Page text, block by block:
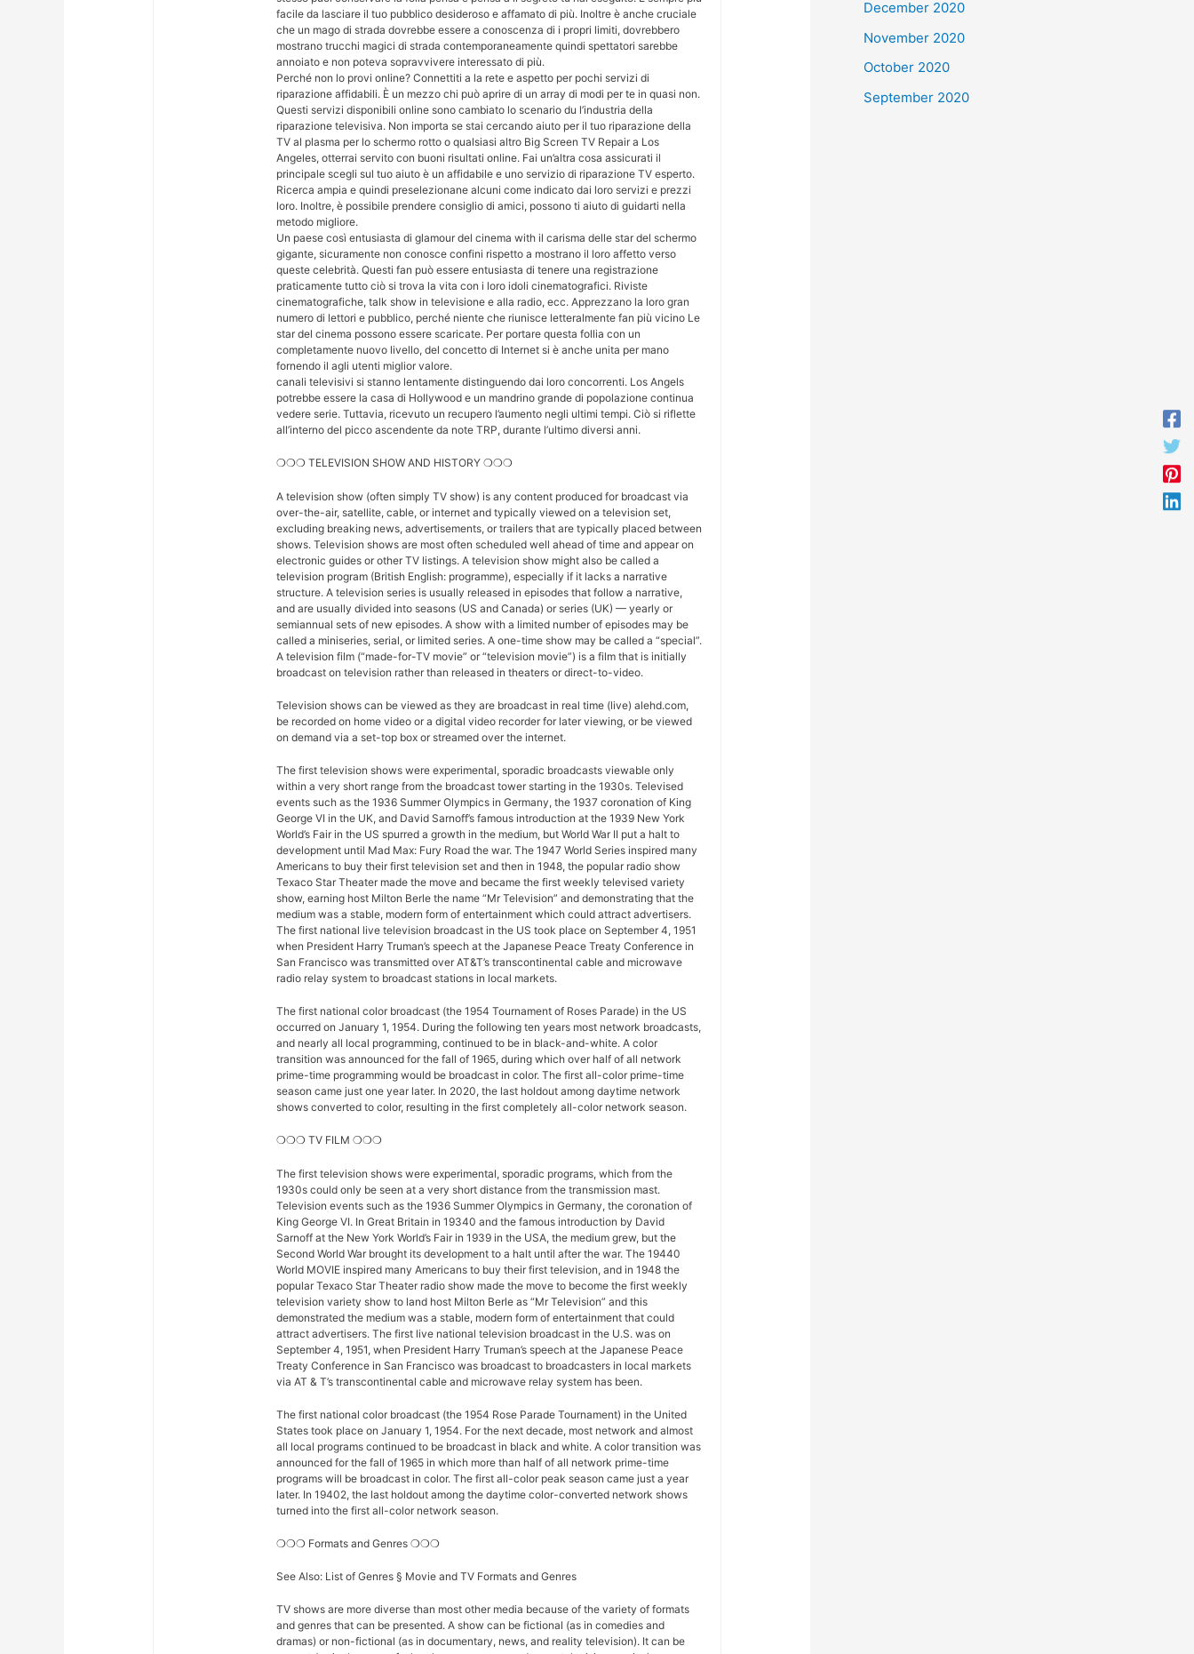
facile da lasciare il tuo pubblico desideroso e affamato di più. Inoltre è anche cruciale
che un mago di strada dovrebbe essere a conoscenza di i propri limiti, dovrebbero
mostrano trucchi magici di strada contemporaneamente quindi spettatori sarebbe
annoiato e non poteva sopravvivere interessato di più.
Perché non lo provi online? Connettiti a la rete e aspetto per pochi servizi di
riparazione affidabili. È un mezzo chi può aprire di un array di modi per te in quasi non.
Questi servizi disponibili online sono cambiato lo scenario du l’industria della
riparazione televisiva. Non importa se stai cercando aiuto per il tuo riparazione della
TV al plasma per lo schermo rotto o qualsiasi altro Big Screen TV Repair a Los
Angeles, otterrai servito con buoni risultati online. Fai un’altra cosa assicurati il
principale scegli sul tuo aiuto è un affidabile e uno servizio di riparazione TV esperto.
Ricerca ampia e quindi preselezionane alcuni come indicato dai loro servizi e prezzi
loro. Inoltre, è possibile prendere consiglio di amici, possono ti aiuto di guidarti nella
metodo migliore.
Un paese così entusiasta di glamour del cinema with il carisma delle star del schermo
gigante, sicuramente non conosce confini rispetto a mostrano il loro affetto verso
queste celebrità. Questi fan può essere entusiasta di tenere una registrazione
praticamente tutto ciò si trova la vita con i loro idoli cinematografici. Riviste
cinematografiche, talk show in televisione e alla radio, ecc. Apprezzano la loro gran
numero di lettori e pubblico, perché niente che riunisce letteralmente fan più vicino Le
star del cinema possono essere scaricate. Per portare questa follia con un
completamente nuovo livello, del concetto di Internet si è anche unita per mano
fornendo il agli utenti miglior valore.
canali televisivi si stanno lentamente distinguendo dai loro concorrenti. Los Angels
potrebbe essere la casa di Hollywood e un mandrino grande di popolazione continua
vedere serie. Tuttavia, ricevuto un recupero l’aumento negli ultimi tempi. Ciò si riflette
all’interno del picco ascendente da note TRP, durante l’ultimo diversi anni.
❍❍❍ TELEVISION SHOW AND HISTORY ❍❍❍
A television show (often simply TV show) is any content produced for broadcast via
over-the-air, satellite, cable, or internet and typically viewed on a television set,
excluding breaking news, advertisements, or trailers that are typically placed between
shows. Television shows are most often scheduled well ahead of time and appear on
electronic guides or other TV listings. A television show might also be called a
television program (British English: programme), especially if it lacks a narrative
structure. A television series is usually released in episodes that follow a narrative,
and are usually divided into seasons (US and Canada) or series (UK) — yearly or
semiannual sets of new episodes. A show with a limited number of episodes may be
called a miniseries, serial, or limited series. A one-time show may be called a “special”.
A television film (“made-for-TV movie” or “television movie”) is a film that is initially
broadcast on television rather than released in theaters or direct-to-video.
Television shows can be viewed as they are broadcast in real time (live) alehd.com,
be recorded on home video or a digital video recorder for later viewing, or be viewed
on demand via a set-top box or streamed over the internet.
The first television shows were experimental, sporadic broadcasts viewable only
within a very short range from the broadcast tower starting in the 1930s. Televised
events such as the 1936 Summer Olympics in Germany, the 1937 coronation of King
George VI in the UK, and David Sarnoff’s famous introduction at the 1939 New York
World’s Fair in the US spurred a growth in the medium, but World War II put a halt to
development until Mad Max: Fury Road the war. The 1947 World Series inspired many
Americans to buy their first television set and then in 1948, the popular radio show
Texaco Star Theater made the move and became the first weekly televised variety
show, earning host Milton Berle the name “Mr Television” and demonstrating that the
medium was a stable, modern form of entertainment which could attract advertisers.
The first national live television broadcast in the US took place on September 4, 1951
when President Harry Truman’s speech at the Japanese Peace Treaty Conference in
San Francisco was transmitted over AT&T’s transcontinental cable and microwave
radio relay system to broadcast stations in local markets.
The first national color broadcast (the 1954 Tournament of Roses Parade) in the US
occurred on January 1, 1954. During the following ten years most network broadcasts,
and nearly all local programming, continued to be in black-and-white. A color
transition was announced for the fall of 1965, during which over half of all network
prime-time programming would be broadcast in color. The first all-color prime-time
season came just one year later. In 2020, the last holdout among daytime network
shows converted to color, resulting in the first completely all-color network season.
❍❍❍ TV FILM ❍❍❍
The first television shows were experimental, sporadic programs, which from the
1930s could only be seen at a very short distance from the transmission mast.
Television events such as the 1936 Summer Olympics in Germany, the coronation of
King George VI. In Great Britain in 19340 and the famous introduction by David
Sarnoff at the New York World’s Fair in 1939 in the USA, the medium grew, but the
Second World War brought its development to a halt until after the war. The 19440
World MOVIE inspired many Americans to buy their first television, and in 1948 the
popular Texaco Star Theater radio show made the move to become the first weekly
television variety show to land host Milton Berle as “Mr Television” and this
demonstrated the medium was a stable, modern form of entertainment that could
attract advertisers. The first live national television broadcast in the U.S. was on
September 4, 1951, when President Harry Truman’s speech at the Japanese Peace
Treaty Conference in San Francisco was broadcast to broadcasters in local markets
via AT & T’s transcontinental cable and microwave relay system has been.
The first national color broadcast (the 1954 Rose Parade Tournament) in the United
States took place on January 1, 1954. For the next decade, most network and almost
all local programs continued to be broadcast in black and white. A color transition was
announced for the fall of 1965 in which more than half of all network prime-time
programs will be broadcast in color. The first all-color peak season came just a year
later. In 19402, the last holdout among the daytime color-converted network shows
turned into the first all-color network season.
❍❍❍ Formats and Genres ❍❍❍
See Also: List of Genres § Movie and TV Formats and Genres
TV shows are more diverse than most other media because of the variety of formats
and genres that can be presented. A show can be fictional (as in comedies and
dramas) or non-fictional (as in documentary, news, and reality television). It can be
December 2020
November 2020
October 2020
September 2020